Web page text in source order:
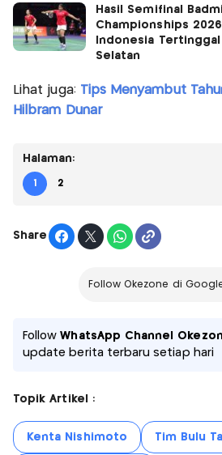
Hasil Semifinal
Championships
Indonesia
Selatan
Lihat juga: Tips Menyambut
Hilbram Dunar
Halaman:
1 2
Share
Follow Okezone di
FollowWhatsApp Channel
update berita terbaru setiap hari
Topik Artikel :
Kenta Nishimoto Tim Bulu